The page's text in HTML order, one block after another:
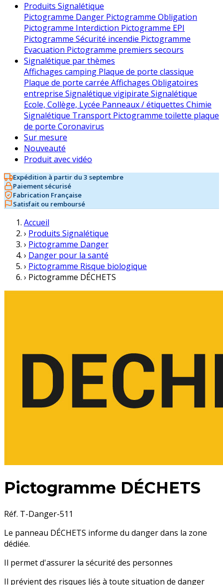
Produits Signalétique
Pictogramme Danger Pictogramme Obligation
Pictogramme Interdiction Pictogramme EPI
Pictogramme Sécurité incendie Pictogramme
Evacuation Pictogramme premiers secours
Signalétique par thèmes
Affichages camping Plaque de porte classique
Plaque de porte carrée Affichages Obligatoires
entreprise Signalétique vigipirate Signalétique
Ecole, Collège, Lycée Panneaux / étiquettes Chimie
Signalétique Transport Pictogramme toilette plaque
de porte Coronavirus
Sur mesure
Nouveauté
Produit avec vidéo
Expédition à partir du 3 septembre
Paiement sécurisé
Fabrication Française
Satisfait ou remboursé
Accueil
› Produits Signalétique
› Pictogramme Danger
› Danger pour la santé
› Pictogramme Risque biologique
› Pictogramme DÉCHETS
Pictogramme DÉCHETS
Réf. T-Danger-511
Le panneau DÉCHETS informe du danger dans la zone
dédiée.
Il permet d'assurer la sécurité des personnes
Il prévient des risques liés à toute situation de danger